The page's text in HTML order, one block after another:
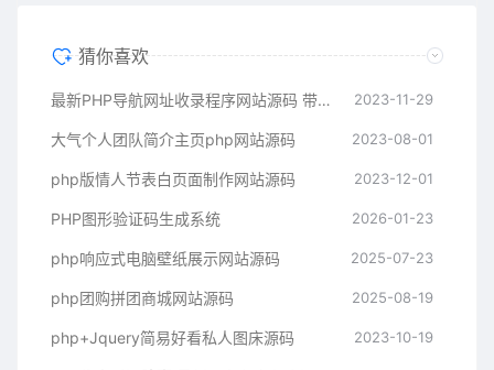
猜你喜欢
最新PHP导航网址收录程序网站源码 带在线提交 2023-11-29
大气个人团队简介主页php网站源码 2023-08-01
php版情人节表白页面制作网站源码 2023-12-01
PHP图形验证码生成系统 2026-01-23
php响应式电脑壁纸展示网站源码 2025-07-23
php团购拼团商城网站源码 2025-08-19
php+Jquery简易好看私人图床源码 2023-10-19